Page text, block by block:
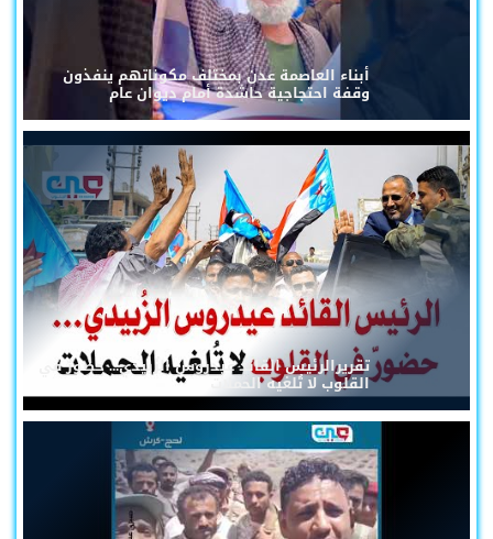
أبناء العاصمة عدن بمختلف مكوناتهم ينفذون
وقفة احتجاجية حاشدة أمام ديوان عام
تقريرالرئيس القائد عيدروس الزُبيدي... حضورٌ في
القلوب لا تُلغيه الحملات